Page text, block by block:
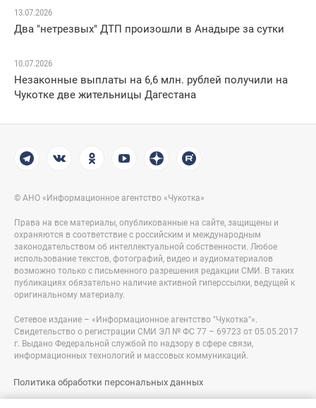
13.07.2026
Два "нетрезвых" ДТП произошли в Анадыре за сутки
10.07.2026
Незаконные выплаты на 6,6 млн. рублей получили на
Чукотке две жительницы Дагестана
© АНО «Информационное агентство «Чукотка»
Права на все материалы, опубликованные на сайте, защищены и
охраняются в соответствие с российским и международным
законодательством об интеллектуальной собственности. Любое
использование текстов, фотографий, видео и аудиоматериалов
возможно только с письменного разрешения редакции СМИ. В таких
публикациях обязательно наличие активной гиперссылки, ведущей к
оригинальному материалу.
Сетевое издание – «Информационное агентство "Чукотка"».
Свидетельство о регистрации СМИ ЭЛ № ФС 77 – 69723 от 05.05.2017
г. Выдано Федеральной службой по надзору в сфере связи,
информационных технологий и массовых коммуникаций.
Политика обработки персональных данных